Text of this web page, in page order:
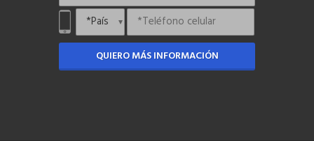
QUIERO MÁS INFORMACIÓN